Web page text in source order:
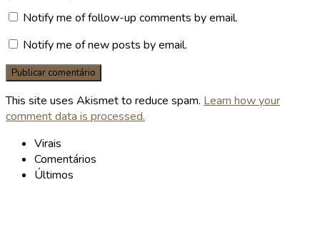
Notify me of follow-up comments by email.
Notify me of new posts by email.
This site uses Akismet to reduce spam. Learn how your
comment data is processed.
Virais
Comentários
Últimos